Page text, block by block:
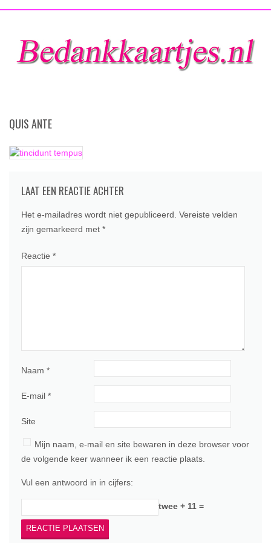
QUIS ANTE
LAAT EEN REACTIE ACHTER
Het e-mailadres wordt niet gepubliceerd. Vereiste velden
zijn gemarkeerd met *
Reactie *
Naam *
E-mail *
Site
Mijn naam, e-mail en site bewaren in deze browser voor
de volgende keer wanneer ik een reactie plaats.
Vul een antwoord in in cijfers:
twee + 11 =